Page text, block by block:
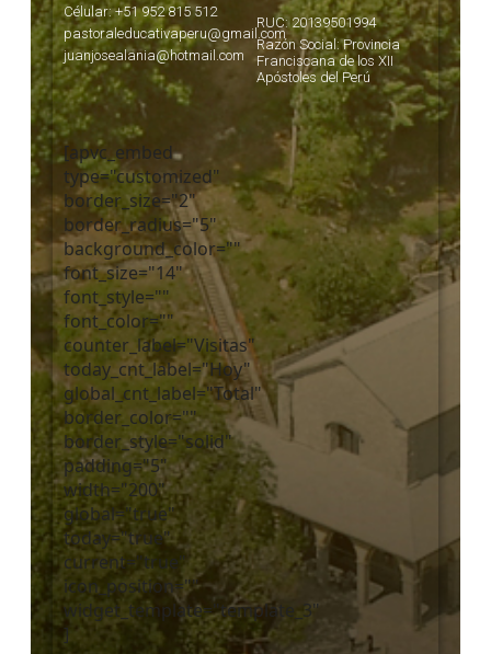
Célular: +51 952 815 512
pastoraleducativaperu@gmail.com
juanjosealania@hotmail.com
RUC: 20139501994
Razón Social: Provincia
Franciscana de los XII
Apóstoles del Perú
[apvc_embed
type="customized"
border_size="2"
border_radius="5"
background_color=""
font_size="14"
font_style=""
font_color=""
counter_label="Visitas"
today_cnt_label="Hoy"
global_cnt_label="Total"
border_color=""
border_style="solid"
padding="5"
width="200"
global="true"
today="true"
current="true"
icon_position=""
widget_template="template_3"
]